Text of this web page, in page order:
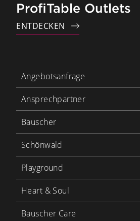
ProfiTable Outlets
ENTDECKEN
Angebotsanfrage
Ansprechpartner
Bauscher
Schönwald
Playground
Heart & Soul
Bauscher Care